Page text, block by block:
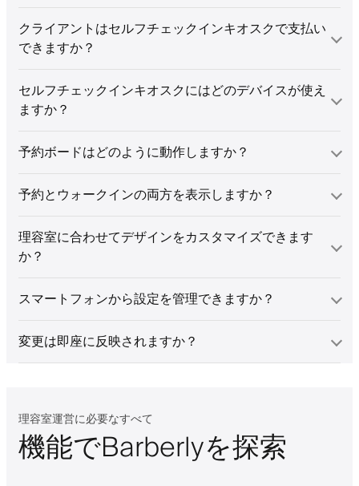
クライアントはセルフチェックインキオスクで支払い
できますか？
セルフチェックインキオスクにはどのデバイスが使え
ますか？
予約ボードはどのように動作しますか？
予約とウォークインの両方を表示しますか？
理容室に合わせてデザインをカスタマイズできます
か？
スマートフォンから設定を管理できますか？
変更は即座に反映されますか？
理容室運営に必要なすべて
機能でBarberlyを探索